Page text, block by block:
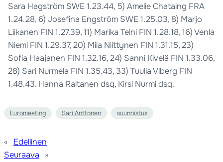
Sara Hagström SWE 1.23.44, 5) Amelie Chataing FRA
1.24.28, 6) Josefina Engström SWE 1.25.03, 8) Marjo
Liikanen FIN 1.27.39, 11) Marika Teini FIN 1.28.18, 16) Venla
Niemi FIN 1.29.37, 20) Miia Niittynen FIN 1.31.15, 23)
Sofia Haajanen FIN 1.32.16, 24) Sanni Kivelä FIN 1.33.06,
28) Sari Nurmela FIN 1.35.43, 33) Tuulia Viberg FIN
1.48.43. Hanna Raitanen dsq, Kirsi Nurmi dsq.
Euromeeting Sari Anttonen suunnistus
«
Edellinen
Seuraava
»